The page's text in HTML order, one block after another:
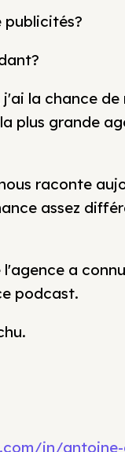
publicités?
la chance
plus grande
raconte
assez
a
podcast.
in/antoine-